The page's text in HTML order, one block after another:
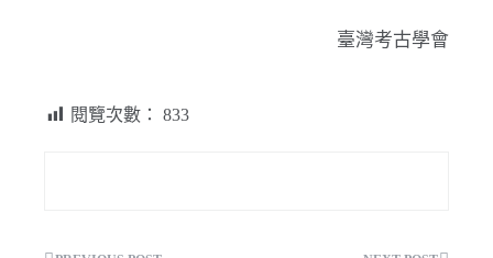
臺灣考古學會
閱覽次數： 833